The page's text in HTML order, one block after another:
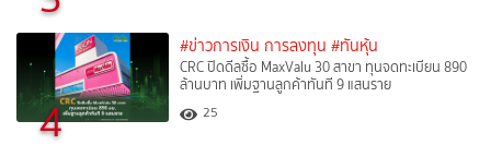
4
#ข่าวการเงิน การลงทุน #ทันหุ้น
CRC ปิดดีลซื้อ MaxValu 30 สาขา ทุนจดทะเบียน 890
ล้านบาท เพิ่มฐานลูกค้าทันที 9 แสนราย
25